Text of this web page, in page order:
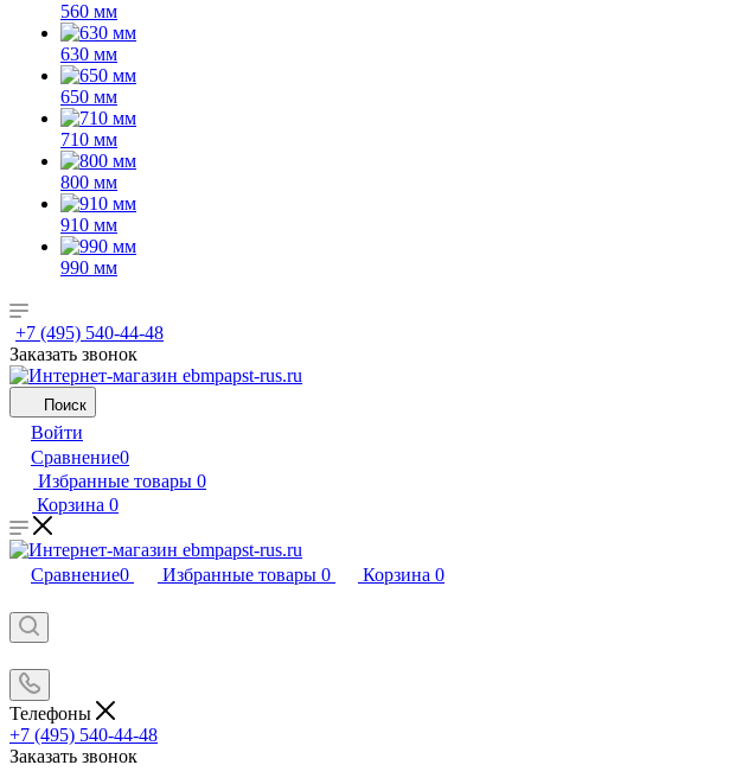
560 мм
630 мм
650 мм
710 мм
800 мм
910 мм
990 мм
+7 (495) 540-44-48
Заказать звонок
Поиск
Войти
Сравнение0
Избранные товары 0
Корзина 0
Сравнение0 Избранные товары 0 Корзина 0
Телефоны
+7 (495) 540-44-48
Заказать звонок